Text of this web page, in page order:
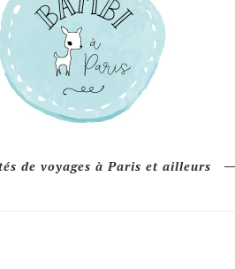
de voyages à Paris et ailleurs